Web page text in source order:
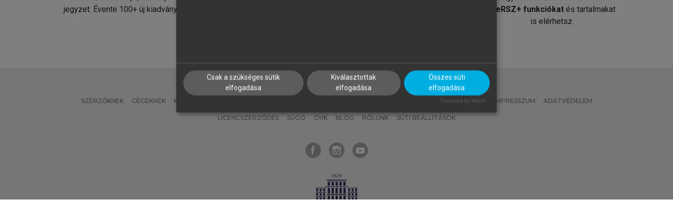
jegyzet. Évente 100+ új kiadvány.
MeRSZ+ funkciókat és tartalmakat
is elérhetsz.
SZERZŐKNEK CÉGEKNEK KÖNYVTÁROSOKNAK MI – ÁLTALÁNOS IRÁNYELVEK IMPRESSZUM ADATVÉDELEM
LICENCSZERZŐDÉS SÚGÓ GYIK BLOG RÓLUNK SÜTI BEÁLLÍTÁSOK
Csak a szükséges sütik
elfogadása
Kiválasztottak
elfogadása
Összes süti
elfogadása
Powered by Klaro!